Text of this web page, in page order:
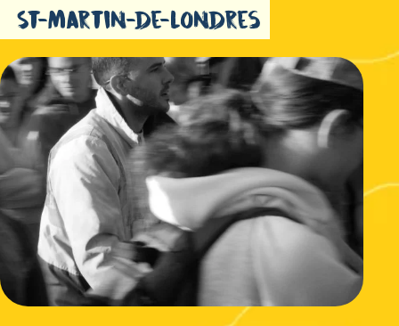
St-Martin-de-Londres
Photo : Dominique Trillaud